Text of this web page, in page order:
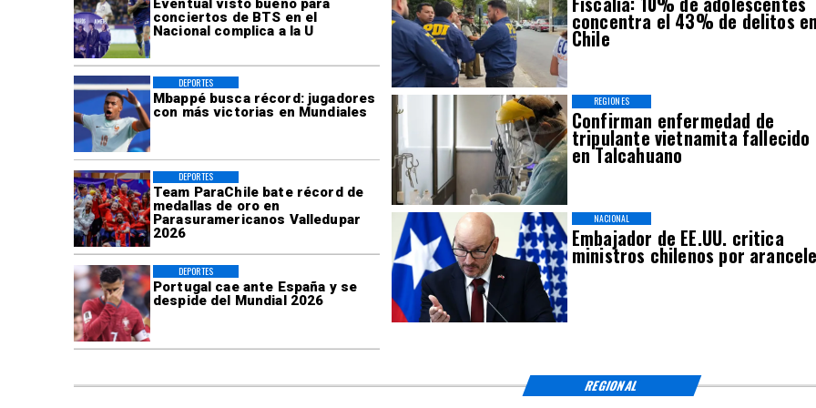
Eventual visto bueno para
conciertos de BTS en el
Nacional complica a la U
Mbappé busca récord: jugadores
con más victorias en Mundiales
DEPORTES
Team ParaChile bate récord de
medallas de oro en
Parasuramericanos Valledupar
2026
DEPORTES
Portugal cae ante España y se
despide del Mundial 2026
DEPORTES
concentra el 43% de delitos
Chile
Confirman enfermedad de
tripulante vietnamita fallecido
en Talcahuano
REGIONES
Embajador de EE.UU. critica
ministros chilenos por
NACIONAL
REGIONAL